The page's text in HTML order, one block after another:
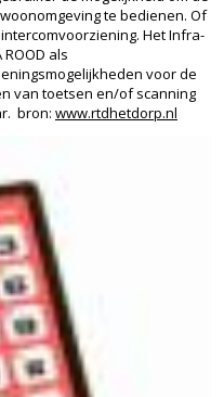
te bedienen. Of
Het Infra-
als
voor de
van toetsen en/of scanning
bron: www.rtdhetdorp.nl